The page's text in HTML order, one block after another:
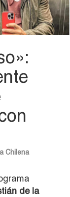
Chilena
de la